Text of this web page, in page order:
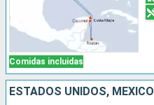
Comidas incluidas
ESTADOS UNIDOS, MÉXICO